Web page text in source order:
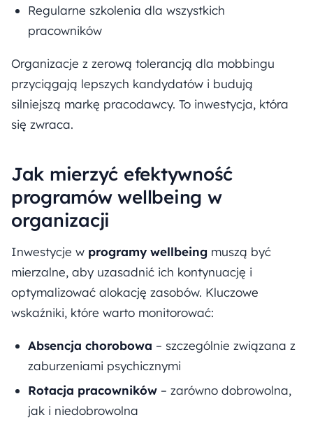
Regularne szkolenia dla wszystkich
pracowników
Organizacje z zerową tolerancją dla mobbingu
przyciągają lepszych kandydatów i budują
silniejszą markę pracodawcy. To inwestycja, która
się zwraca.
Jak mierzyć efektywność
programów wellbeing w
organizacji
Inwestycje w programy wellbeing muszą być
mierzalne, aby uzasadnić ich kontynuację i
optymalizować alokację zasobów. Kluczowe
wskaźniki, które warto monitorować:
Absencja chorobowa – szczególnie związana z
zaburzeniami psychicznymi
Rotacja pracowników – zarówno dobrowolna,
jak i niedobrowolna